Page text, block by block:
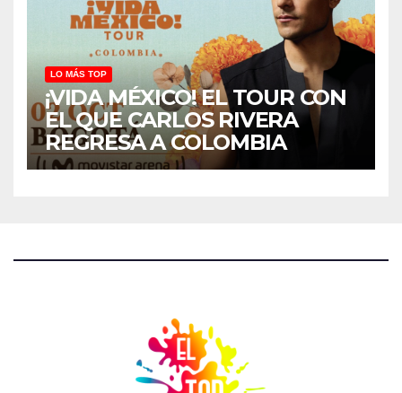
LO MÁS TOP
¡VIDA MÉXICO! EL TOUR CON
EL QUE CARLOS RIVERA
REGRESA A COLOMBIA